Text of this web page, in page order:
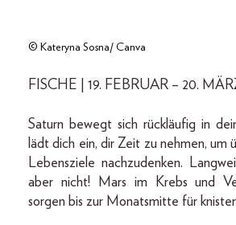
© Kateryna Sosna/ Canva
FISCHE | 19. FEBRUAR – 20.
Saturn bewegt sich rückläufig in
lädt dich ein, dir Zeit zu nehmen, um
Lebensziele nachzudenken.
aber nicht! Mars im Krebs und
sorgen bis zur Monatsmitte für